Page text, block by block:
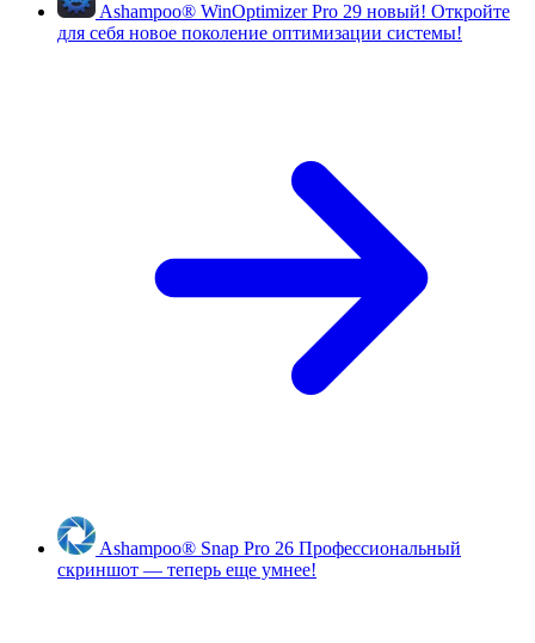
Ashampoo® WinOptimizer Pro 29 новый! Откройте
для себя новое поколение оптимизации системы!
Ashampoo® Snap Pro 26 Профессиональный
скриншот — теперь еще умнее!